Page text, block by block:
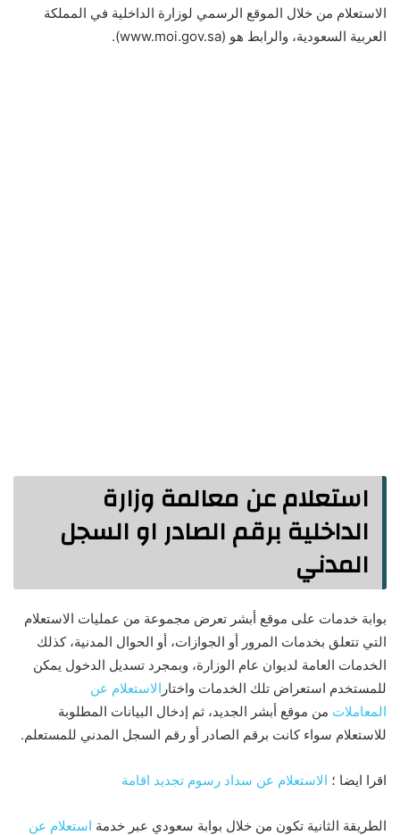
الاستعلام من خلال الموقع الرسمي لوزارة الداخلية في المملكة
العربية السعودية، والرابط هو (www.moi.gov.sa).
استعلام عن معالمة وزارة
الداخلية برقم الصادر او السجل
المدني
بوابة خدمات على موقع أبشر تعرض مجموعة من عمليات الاستعلام
التي تتعلق بخدمات المرور أو الجوازات، أو الحوال المدنية، كذلك
الخدمات العامة لديوان عام الوزارة، وبمجرد تسديل الدخول يمكن
للمستخدم استعراض تلك الخدمات واختار الاستعلام عن
المعاملات من موقع أبشر الجديد، ثم إدخال البيانات المطلوبة
للاستعلام سواء كانت برقم الصادر أو رقم السجل المدني للمستعلم.
اقرا ايضا ؛ الاستعلام عن سداد رسوم تجديد اقامة
الطريقة الثانية تكون من خلال بوابة سعودي عبر خدمة استعلام عن